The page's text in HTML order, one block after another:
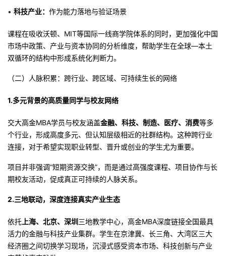
• 科技产业： 作为能力落地与验证场景
课程在吸收沃顿、MIT等国际一线商学院体系的同时，更加强化中国
市场中政策、产业与资本协同的分析维度，帮助学生在全球—本土
双循环的结构中形成系统化判断力。
（二）人脉积累：跨行业、跨区域、可持续生长的网络
1.多元背景的高质量同学与校友网络
交大高金MBA学员与校友涵盖金融、科技、制造、医疗、消费等多
个行业，形成高度多元、但认知层级相近的社群结构。这种跨行业
连接，对于希望实现职业转型、晋升或创业的学生尤为重要。
项目并非强调“短期资源交换”，而是通过高强度课程、项目协作与长
期校友活动，促成真正可持续的人脉关系。
2.三地联动，深度连接真实产业生态
依托 上海、北京、深圳 三地教学中心，高金MBA深度链接全国最具
活力的金融与科技产业集群。学生在京津冀、长三角、大湾区三大
经济圈之间切换学习现场，沉浸式感受资本市场、科技创新与产业